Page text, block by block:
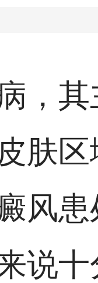
，
肤
风
说